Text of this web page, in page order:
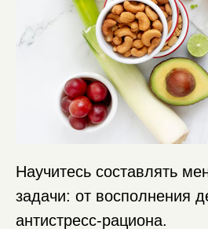
Научитесь составлять
задачи: от восполнения
антистресс-рациона.